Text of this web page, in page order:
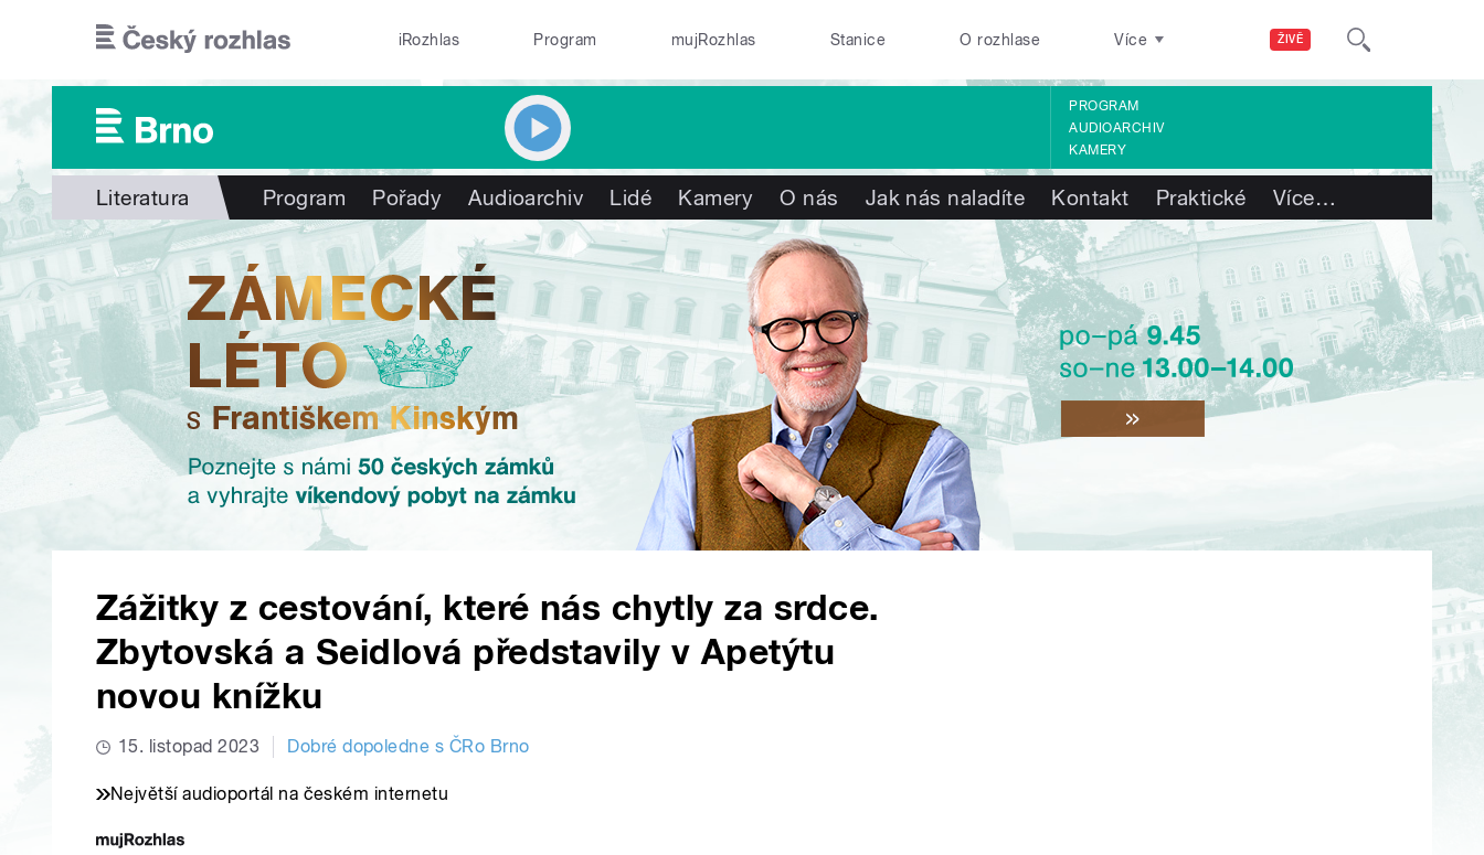
ŽIVĚ
iRozhlas Program mujRozhlas Stanice O rozhlase Více
PROGRAM
AUDIOARCHIV
KAMERY
Literatura Program Pořady Audioarchiv Lidé Kamery O nás Jak nás naladíte Kontakt Praktické Více…
Zážitky z cestování, které nás chytly za srdce.
Zbytovská a Seidlová představily v Apetýtu
novou knížku
15. listopad 2023 Dobré dopoledne s ČRo Brno
Největší audioportál na českém internetu